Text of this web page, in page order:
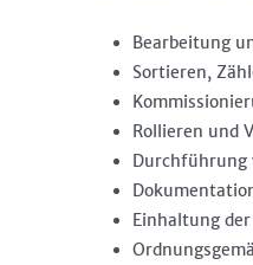
Bearbeitung
Sortieren,
Rollieren und
Durchführung
Einhaltung